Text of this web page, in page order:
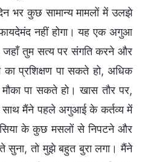
भर कुछ सामान्य मामलों में उलझे
नहीं होगा। यह एक अगुआ
जहाँ तुम सत्य पर संगति करने और
प्रशिक्षण पा सकते हो, अधिक
पा सकते हो। खास तौर पर,
मैंने पहले अगुआई के कर्तव्य में
के कुछ मसलों से निपटने और
सुना, तो मुझे बहुत बुरा लगा। मैंने